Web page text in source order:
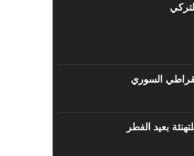
السوري
بعيد الفطر